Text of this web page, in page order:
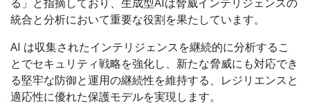
統合と分析において重要な役割を果たしています。
AI は収集されたインテリジェンスを継続的に分析するこ
とでセキュリティ戦略を強化し、新たな脅威にも対応でき
る堅牢な防御と運用の継続性を維持する、レジリエンスと
適応性に優れた保護モデルを実現します。